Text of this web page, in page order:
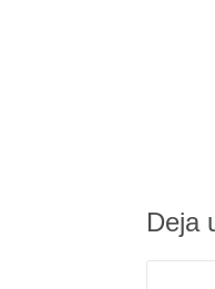
Deja